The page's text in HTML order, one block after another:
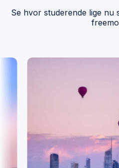
Se hvor studerende lige nu